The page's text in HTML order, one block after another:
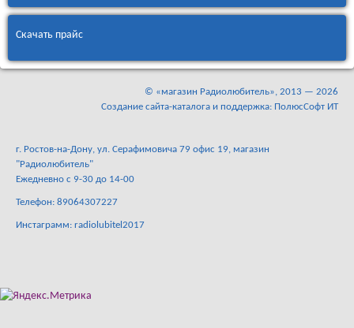
Скачать прайс
© «магазин Радиолюбитель» , 2013 — 2026
Создание сайта-каталога и поддержка: ПолюсСофт ИТ
г. Ростов-на-Дону, ул. Серафимовича 79 офис 19, магазин
"Радиолюбитель"
Ежедневно с 9-30 до 14-00
Телефон: 89064307227
Инстаграмм: radiolubitel2017